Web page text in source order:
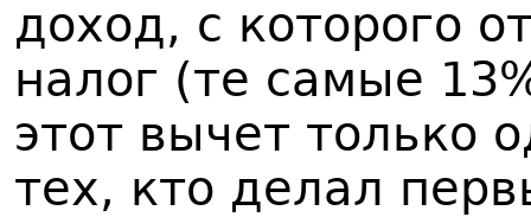
доход, с которого
налог (те самые
этот вычет только
тех, кто делал